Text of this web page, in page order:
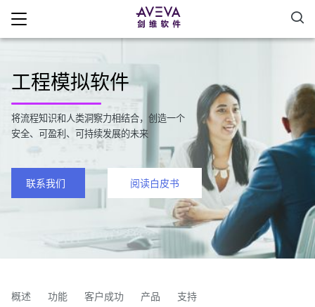
工程模拟软件
将流程知识和人类洞察力相结合，创造一个
安全、可盈利、可持续发展的未来
联系我们 阅读白皮书
概述 功能 客户成功 产品 支持